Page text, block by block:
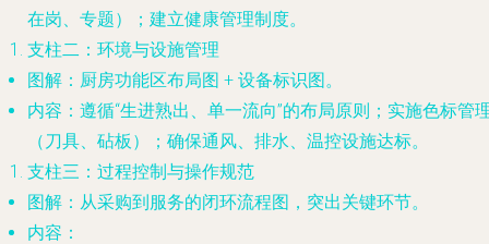
在岗、专题）；建立健康管理制度。
支柱二：环境与设施管理
图解 ：厨房功能区布局图 + 设备标识图。
内容 ：遵循“生进熟出、单一流向”的布局原则；实施色标管
（刀具、砧板）；确保通风、排水、温控设施达标。
支柱三：过程控制与操作规范
图解 ：从采购到服务的闭环流程图，突出关键环节。
内容 ：